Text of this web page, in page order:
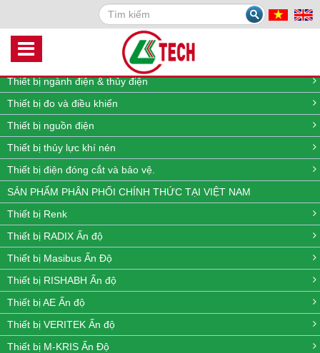
Search
DANH MỤC SẢN PHẨM
Thiết bị quan trắc môi trường online
Thiết bị đo lưu lượng, nhiệt độ, áp suất và mức
Thiết bị ngành điện & thủy điện
Thiết bị đo và điều khiển
Thiết bị nguồn điện
Thiết bị thủy lực khí nén
Thiết bị điện đóng cắt và bảo vệ.
SẢN PHẨM PHÂN PHỐI CHÍNH THỨC TẠI VIỆT NAM
Thiết bị Renk
Thiết bị RADIX Ấn độ
Thiết bị Masibus Ấn Độ
Thiết bị RISHABH Ấn độ
Thiết bị AE Ấn độ
Thiết bị VERITEK Ấn độ
Thiết bị M-KRIS Ấn Độ